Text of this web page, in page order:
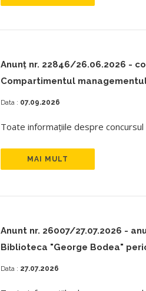
Anunț nr. 22846/26.06.2026 -
Compartimentul
Data : 07.09.2026
Toate informațiile despre
MAI MULT
Anunt nr. 26007/27.07.2026 -
Biblioteca "George Bodea"
Data : 27.07.2026